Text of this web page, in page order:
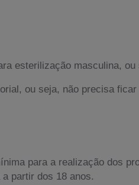
esterilização masculina,
ou seja, não precisa
para a realização dos
partir dos 18 anos.